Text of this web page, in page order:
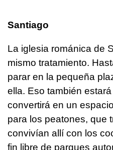
Santiago
La iglesia románica de
mismo tratamiento.
parar en la pequeña
ella. Eso también
convertirá en un
para los peatones, que
convivían allí con los
fin libre de parques